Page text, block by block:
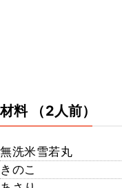
材料 （2人前）
無洗米雪若丸
きのこ